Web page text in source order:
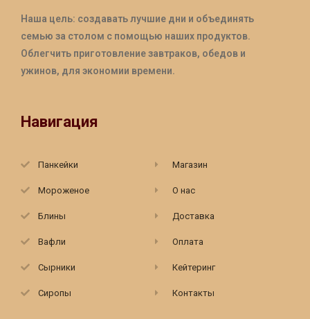
Наша цель: создавать лучшие дни и объединять
семью за столом с помощью наших продуктов.
Облегчить приготовление завтраков, обедов и
ужинов, для экономии времени.
Навигация
Панкейки
Мороженое
Блины
Вафли
Сырники
Сиропы
Магазин
О нас
Доставка
Оплата
Кейтеринг
Контакты